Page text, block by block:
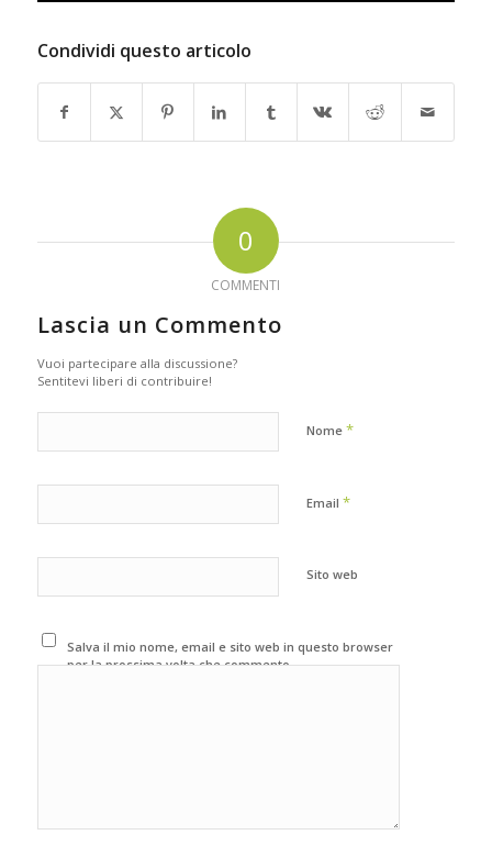
Condividi questo articolo
0
COMMENTI
Lascia un Commento
Vuoi partecipare alla discussione?
Sentitevi liberi di contribuire!
Nome *
Email *
Sito web
Salva il mio nome, email e sito web in questo browser
per la prossima volta che commento.